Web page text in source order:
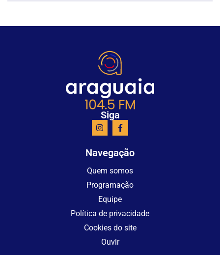
Siga
Navegação
Quem somos
Programação
Equipe
Política de privacidade
Cookies do site
Ouvir